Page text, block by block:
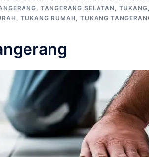
, TANGERANG SELATAN , TUKANG,
, TUKANG RUMAH , TUKANG